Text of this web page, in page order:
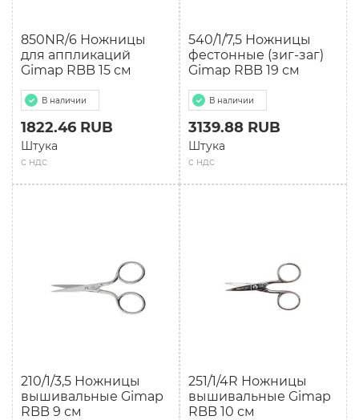
850NR/6 Ножницы
для аппликаций
Gimap RBB 15 см
В наличии
с ндс
1822.46 RUB
Штука
540/1/7,5 Ножницы
фестонные (зиг-заг)
Gimap RBB 19 см
В наличии
с ндс
3139.88 RUB
Штука
210/1/3,5 Ножницы
вышивальные Gimap
RBB 9 см
251/1/4R Ножницы
вышивальные Gimap
RBB 10 см